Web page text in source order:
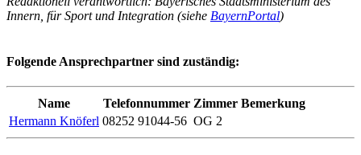
Innern, für Sport und Integration (siehe BayernPortal)
Folgende Ansprechpartner sind zuständig:
Name Telefonnummer Zimmer Bemerkung
Hermann Knöferl 08252 91044-56 OG 2